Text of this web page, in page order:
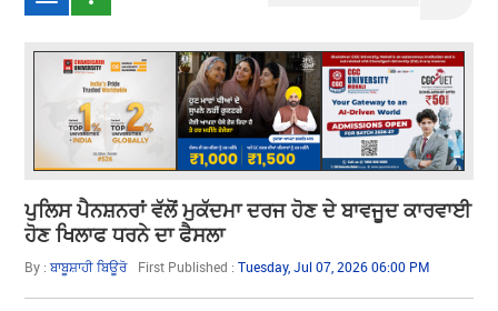
ਪੁਲਿਸ ਪੈਨਸ਼ਨਰਾਂ ਵੱਲੋਂ ਮੁਕੱਦਮਾ ਦਰਜ ਹੋਣ ਦੇ ਬਾਵਜੂਦ ਕਾਰਵਾਈ
ਹੋਣ ਖਿਲਾਫ ਧਰਨੇ ਦਾ ਫੈਸਲਾ
By :ਬਾਬੂਸ਼ਾਹੀ ਬਿਊਰੋ First Published :Tuesday, Jul 07, 2026 06:00 PM